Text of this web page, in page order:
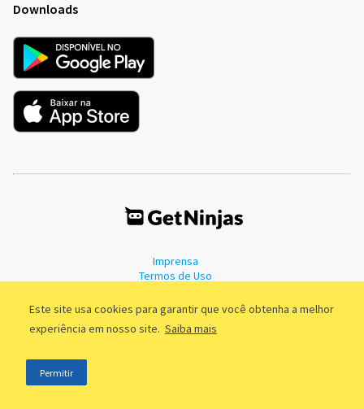
Este site usa cookies para garantir que você obtenha a melhor
experiência em nosso site. Saiba mais
Permitir
Downloads
Imprensa
Termos de Uso
©2011 - 2026, GetNinjas LTDA. CNPJ 55.744.877/0001-89 - Rua Dr.
Fernandes Coelho, 85 - 3º andar - São Paulo/SP - Brasil